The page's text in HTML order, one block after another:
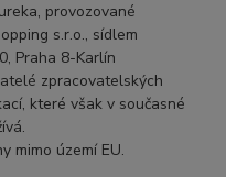
provozované
s.r.o., sídlem
Praha 8-Karlín
zpracovatelských
které však v současné
mimo území EU.